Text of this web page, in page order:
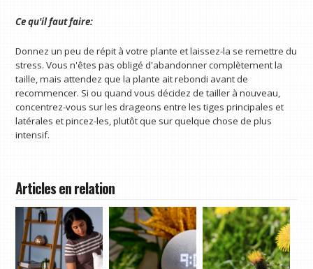
Ce qu'il faut faire:
Donnez un peu de répit à votre plante et laissez-la se remettre du
stress. Vous n'êtes pas obligé d'abandonner complètement la
taille, mais attendez que la plante ait rebondi avant de
recommencer. Si ou quand vous décidez de tailler à nouveau,
concentrez-vous sur les drageons entre les tiges principales et
latérales et pincez-les, plutôt que sur quelque chose de plus
intensif.
Articles en relation